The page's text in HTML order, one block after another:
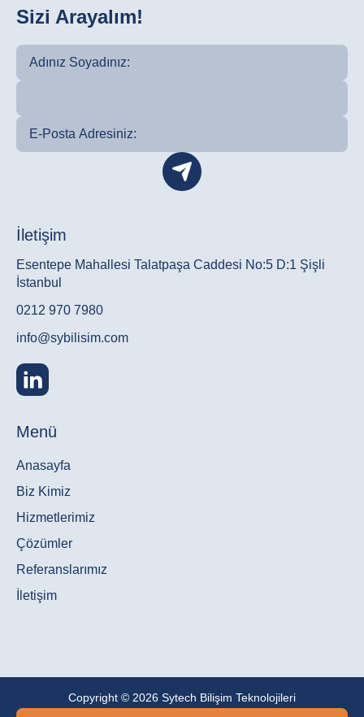
Sizi Arayalım!
İletişim
Esentepe Mahallesi Talatpaşa Caddesi No:5 D:1 Şişli
İstanbul
0212 970 7980
info@sybilisim.com
Menü
Anasayfa
Biz Kimiz
Hizmetlerimiz
Çözümler
Referanslarımız
İletişim
Copyright © 2026 Sytech Bilişim Teknolojileri